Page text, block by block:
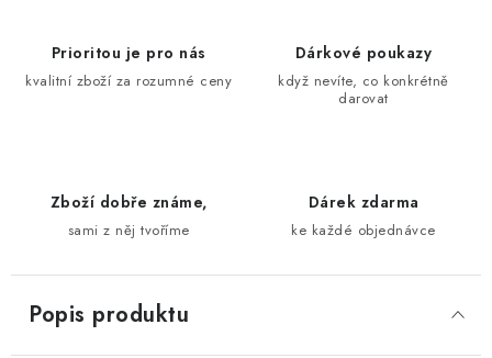
Prioritou je pro nás
kvalitní zboží za rozumné ceny
Dárkové poukazy
když nevíte, co konkrétně
darovat
Zboží dobře známe,
sami z něj tvoříme
Dárek zdarma
ke každé objednávce
Popis produktu